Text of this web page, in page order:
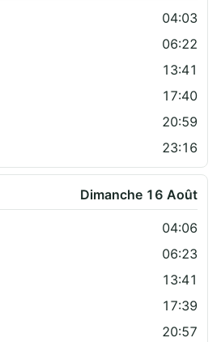
04:03
06:22
13:41
17:40
20:59
23:16
Dimanche 16 Août
04:06
06:23
13:41
17:39
20:57